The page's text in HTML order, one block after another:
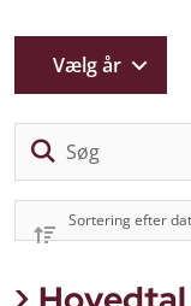
Vælg år